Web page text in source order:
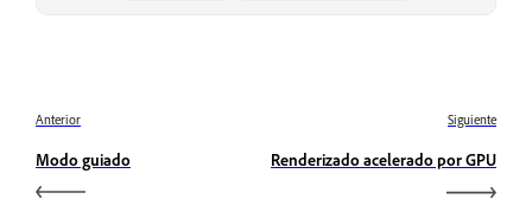
Anterior
Modo guiado
Siguiente
Renderizado acelerado por GPU